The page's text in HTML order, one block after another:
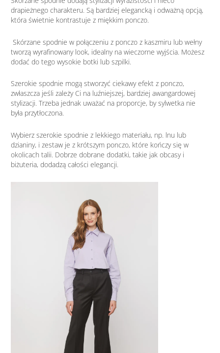
drapieżnego charakteru. Są bardziej elegancką i odważną opcją,
która świetnie kontrastuje z miękkim ponczo.
Skórzane spodnie w połączeniu z ponczo z kaszmiru lub wełny
tworzą wyrafinowany look, idealny na wieczorne wyjścia. Możesz
dodać do tego wysokie botki lub szpilki.
Szerokie spodnie mogą stworzyć ciekawy efekt z ponczo,
zwłaszcza jeśli zależy Ci na luźniejszej, bardziej awangardowej
stylizacji. Trzeba jednak uważać na proporcje, by sylwetka nie
była przytłoczona.
Wybierz szerokie spodnie z lekkiego materiału, np. lnu lub
dzianiny, i zestaw je z krótszym ponczo, które kończy się w
okolicach talii. Dobrze dobrane dodatki, takie jak obcasy i
biżuteria, dodadzą całości elegancji.